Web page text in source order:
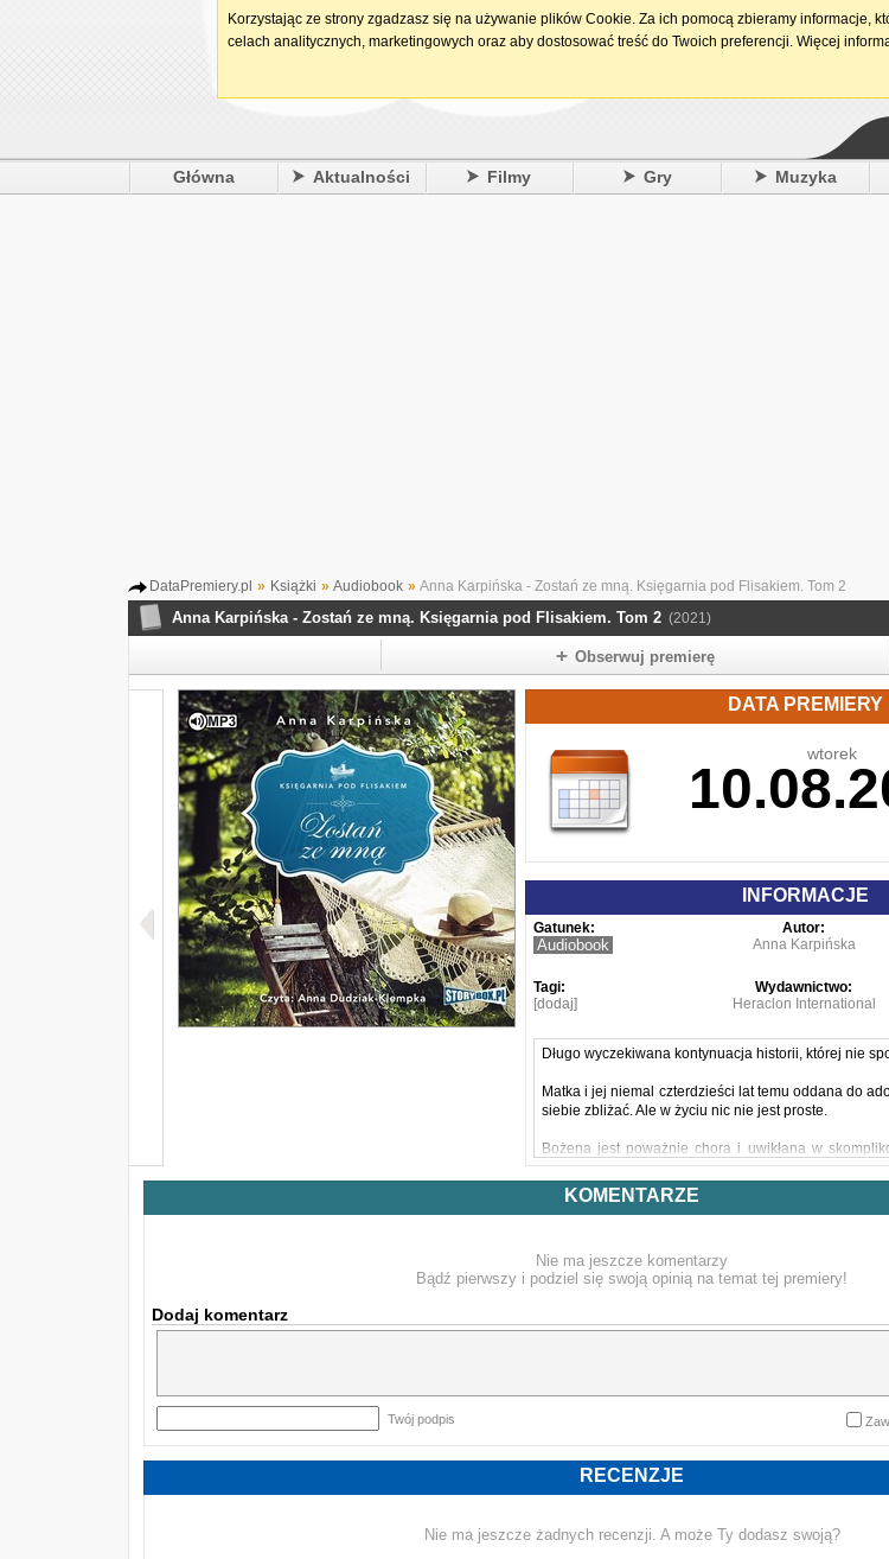
Główna Aktualności Filmy Gry Muzyka
DataPremiery.pl » Książki » Audiobook » Anna Karpińska - Zostań ze mną. Księgarnia pod Flisakiem. Tom 2
Anna Karpińska - Zostań ze mną. Księgarnia pod Flisakiem. Tom 2 (2021)
Obserwuj premierę
DATA PREMIERY
wtorek
INFORMACJE
Gatunek:
Audiobook
Autor:
Anna Karpińska
Tagi:
[dodaj]
Wydawnictwo:
Heraclon International
Długo wyczekiwana kontynuacja historii, której nie
Matka i jej niemal czterdzieści lat temu oddana do
siebie zbliżać. Ale w życiu nic nie jest proste.
Bożena jest poważnie chora i uwikłana w
córką. Dagmara stara się utrzymać przejętą w
rodzinne, przeżywając jednocześnie uczuciowe
Zostań ze mną to drugi tom cyklu "Księgarnia pod
KOMENTARZE
Nie ma jeszcze komentarzy
Bądź pierwszy i podziel się swoją opinią na temat tej premiery!
Dodaj komentarz
Twój podpis
RECENZJE
Nie ma jeszcze żadnych recenzji. A może Ty dodasz swoją?
Korzystając ze strony zgadzasz się na używanie plików Cookie. Za ich pomocą zbieramy informacje,
celach analitycznych, marketingowych oraz aby dostosować treść do Twoich preferencji. Więcej